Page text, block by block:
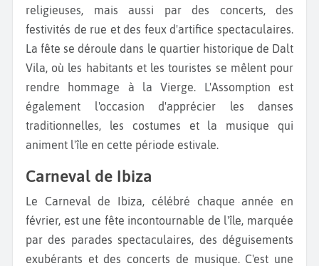
religieuses, mais aussi par des concerts, des
festivités de rue et des feux d'artifice spectaculaires.
La fête se déroule dans le quartier historique de Dalt
Vila, où les habitants et les touristes se mêlent pour
rendre hommage à la Vierge. L'Assomption est
également l'occasion d'apprécier les danses
traditionnelles, les costumes et la musique qui
animent l'île en cette période estivale.
Carneval de Ibiza
Le Carneval de Ibiza, célébré chaque année en
février, est une fête incontournable de l'île, marquée
par des parades spectaculaires, des déguisements
exubérants et des concerts de musique. C'est une